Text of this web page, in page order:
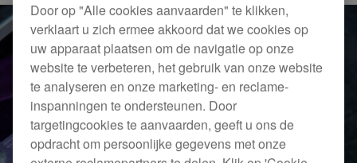
Door op "Alle cookies aanvaarden" te klikken,
verklaart u zich ermee akkoord dat we cookies op
uw apparaat plaatsen om de navigatie op onze
website te verbeteren, het gebruik van onze website
te analyseren en onze marketing- en reclame-
inspanningen te ondersteunen. Door
targetingcookies te aanvaarden, geeft u ons de
opdracht om persoonlijke gegevens met onze